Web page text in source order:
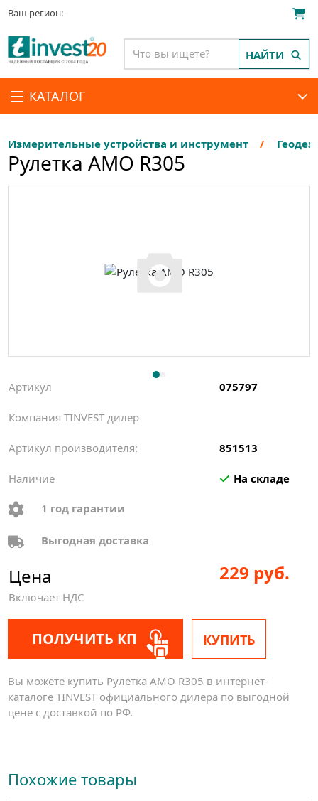
Ваш регион:
КАТАЛОГ
НАЙТИ
Измерительные устройства и инструмент
Рулетка AMO R305
Артикул 075797
Компания TINVEST дилер
Артикул производителя: 851513
Наличие На складе
1 год гарантии
Выгодная доставка
Цена
Включает НДС
229 руб.
ПОЛУЧИТЬ КП КУПИТЬ
Вы можете купить Рулетка AMO R305 в интернет-
каталоге TINVEST официального дилера по выгодной
цене с доставкой по РФ.
Похожие товары